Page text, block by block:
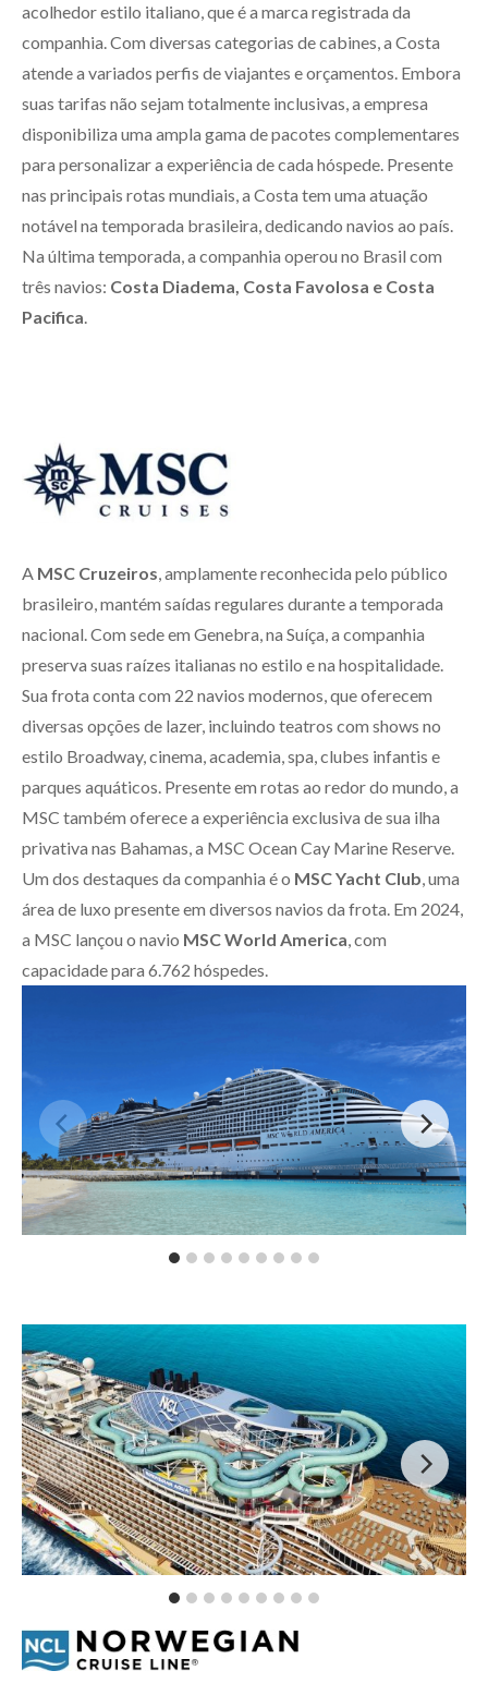
acolhedor estilo italiano, que é a marca registrada da
companhia. Com diversas categorias de cabines, a Costa
atende a variados perfis de viajantes e orçamentos. Embora
suas tarifas não sejam totalmente inclusivas, a empresa
disponibiliza uma ampla gama de pacotes complementares
para personalizar a experiência de cada hóspede. Presente
nas principais rotas mundiais, a Costa tem uma atuação
notável na temporada brasileira, dedicando navios ao país.
Na última temporada, a companhia operou no Brasil com
três navios: Costa Diadema, Costa Favolosa e Costa
Pacifica
A MSC Cruzeiros , amplamente reconhecida pelo público
brasileiro, mantém saídas regulares durante a temporada
nacional. Com sede em Genebra, na Suíça, a companhia
preserva suas raízes italianas no estilo e na hospitalidade.
Sua frota conta com 22 navios modernos, que oferecem
diversas opções de lazer, incluindo teatros com shows no
estilo Broadway, cinema, academia, spa, clubes infantis e
parques aquáticos. Presente em rotas ao redor do mundo, a
MSC também oferece a experiência exclusiva de sua ilha
privativa nas Bahamas, a MSC Ocean Cay Marine Reserve.
Um dos destaques da companhia é o MSC Yacht Club , uma
área de luxo presente em diversos navios da frota. Em 2024,
a MSC lançou o navio MSC World America , com
capacidade para 6.762 hóspedes.